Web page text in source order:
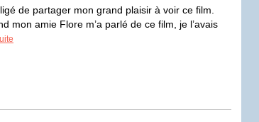
de partager mon grand plaisir à voir ce film.
mon amie Flore m’a parlé de ce film, je l’avais